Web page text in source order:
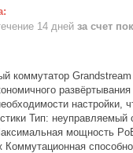
14 дней за счет
коммутатор
Тип:
мощность